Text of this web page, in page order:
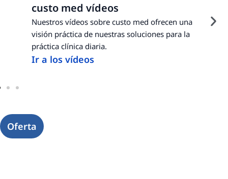
custo med vídeos
Nuestros vídeos sobre custo med ofrecen una
visión práctica de nuestras soluciones para la
práctica clínica diaria.
Ir a los vídeos
Oferta